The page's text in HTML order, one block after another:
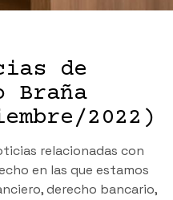
de
Braña
2022)
relacionadas con
en las que estamos
derecho bancario,